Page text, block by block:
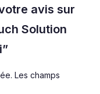
avis sur
Solution
Les champs